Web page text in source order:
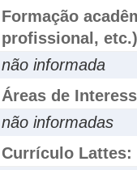
Formação
profissional, etc.)
não informada
Áreas de
não informadas
Currículo Lattes: